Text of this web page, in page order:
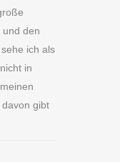
und den
ich als
in
gibt